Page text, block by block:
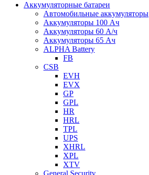
Аккумуляторные батареи
Автомобильные аккумуляторы
Аккумуляторы 100 Ач
Аккумуляторы 60 А/ч
Аккумуляторы 65 Ач
ALPHA Battery
FB
CSB
EVH
EVX
GP
GPL
HR
HRL
TPL
UPS
XHRL
XPL
XTV
General Security